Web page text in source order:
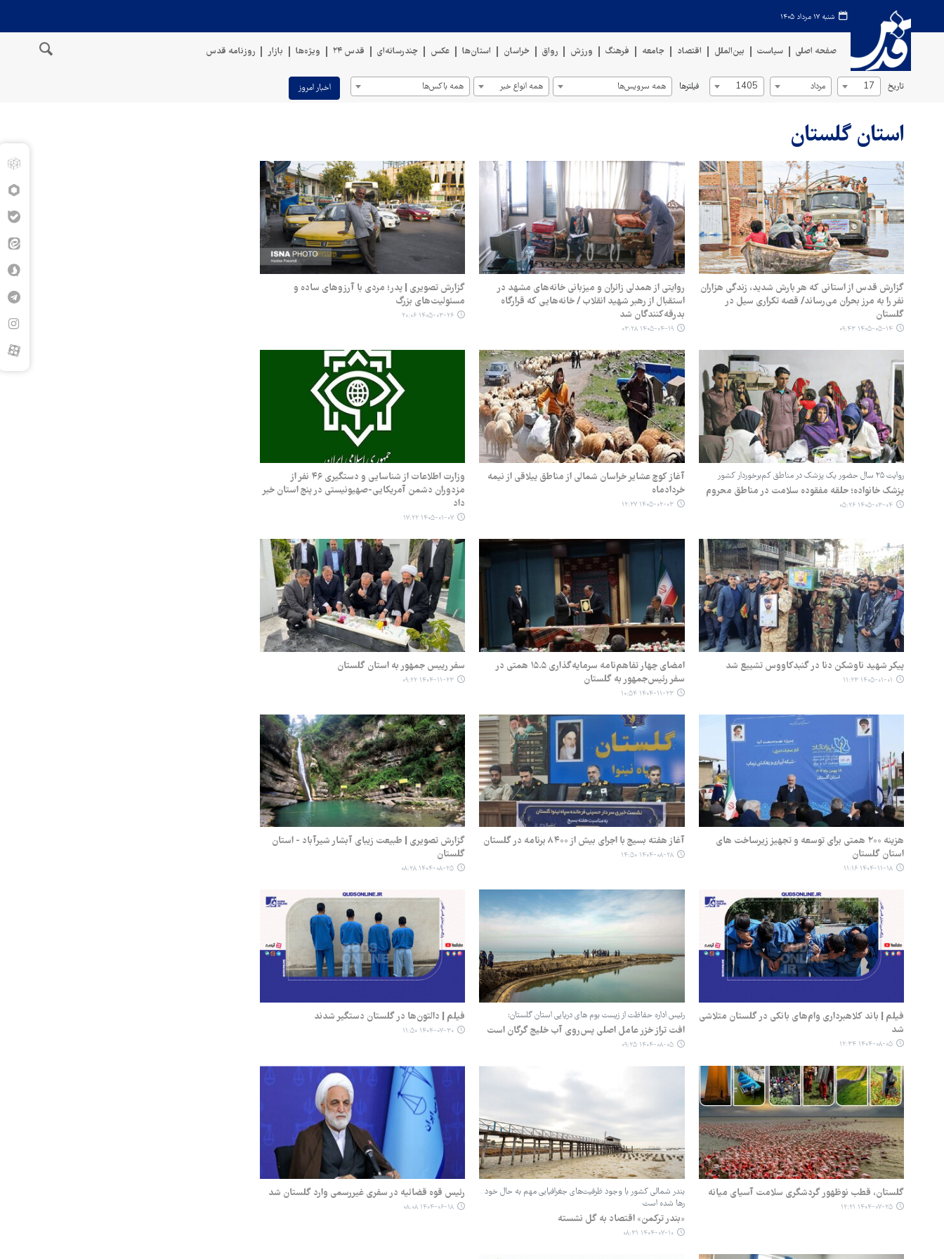
شنبه ۱۷ مرداد ۱۴۰۵
صفحه اصلی سیاست بین‌الملل اقتصاد جامعه فرهنگ ورزش رواق خراسان استان‌ها عکس چندرسانه‌ای قدس ۲۴ ویژه‌ها بازار روزنامه قدس
تاریخ 17 مرداد 1405 فیلترها همه سرویس‌ها همه انواع خبر همه باکس‌ها اخبار امروز
استان گلستان
گزارش قدس از استانی که هر بارش شدید، زندگی هزاران
نفر را به مرز بحران می‌رساند/ قصه تکراری سیل در
گلستان
۱۴۰۵-۰۵-۱۴ ۰۹:۴۳
روایتی از همدلی زائران و میزبانی خانه‌های مشهد در
استقبال از رهبر شهید انقلاب / خانه‌هایی که قرارگاه
بدرقه‌کنندگان شد
۱۴۰۵-۰۴-۱۹ ۰۳:۲۸
گزارش تصویری | پدر؛ مردی با آرزوهای ساده و
مسئولیت‌های بزرگ
۱۴۰۵-۰۳-۲۶ ۲۰:۰۶
روایت ۲۵ سال حضور یک پزشک در مناطق کم‌برخوردار کشور
پزشک خانواده؛ حلقه مفقوده سلامت در مناطق محروم
۱۴۰۵-۰۳-۰۴ ۰۵:۲۶
آغاز کوچ عشایر خراسان شمالی از مناطق ییلاقی از نیمه
خردادماه
۱۴۰۵-۰۲-۰۳ ۱۲:۲۷
وزارت اطلاعات از شناسایی و دستگیری ۴۶ نفر از
مزدوران دشمن آمریکایی-صهیونیستی در پنج استان خبر
داد
۱۴۰۵-۰۱-۰۷ ۱۷:۲۲
پیکر شهید ناوشکن دنا در گنبدکاووس تشییع شد
۱۴۰۵-۰۱-۰۱ ۱۱:۲۳
امضای چهار تفاهم‌نامه سرمایه‌گذاری ۱۵.۵ همتی در
سفر رئیس‌جمهور به گلستان
۱۴۰۴-۱۱-۲۳ ۱۰:۵۴
سفر رییس جمهور به استان گلستان
۱۴۰۴-۱۱-۲۳ ۰۹:۲۲
هزینه ۲۰۰ همتی برای توسعه و تجهیز زیرساخت های
استان گلستان
۱۴۰۴-۱۱-۱۸ ۱۱:۱۶
آغاز هفته بسیج با اجرای بیش از ۸۴۰۰ برنامه در گلستان
۱۴۰۴-۰۸-۲۸ ۱۴:۵۰
گزارش تصویری | طبیعت زیبای آبشار شیرآباد - استان
گلستان
۱۴۰۴-۰۸-۲۵ ۰۸:۲۸
فیلم | باند کلاهبرداری وام‌های بانکی در گلستان متلاشی
شد
۱۴۰۴-۰۸-۰۵ ۱۲:۳۴
رئیس اداره حفاظت از زیست بوم های دریایی استان گلستان:
افت تراز خزر عامل اصلی پس‌روی آب خلیج گرگان است
۱۴۰۴-۰۸-۰۵ ۰۹:۲۵
فیلم | دالتون‌ها در گلستان دستگیر شدند
۱۴۰۴-۰۷-۳۰ ۱۱:۵۰
گلستان، قطب نوظهور گردشگری سلامت آسیای میانه
۱۴۰۴-۰۷-۲۵ ۱۲:۲۱
بندر شمالی کشور با وجود ظرفیت‌های جغرافیایی مهم به حال خود
رها شده است
«بندر ترکمن» اقتصاد به گل نشسته
۱۴۰۴-۰۷-۱۰ ۰۸:۳۱
رئیس قوه قضائیه در سفری غیررسمی وارد گلستان شد
۱۴۰۴-۰۶-۱۸ ۰۸:۰۸